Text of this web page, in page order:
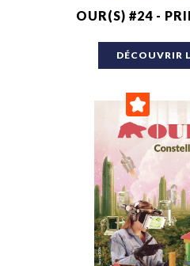
OUR(S) #24 -
DÉCOUVRIR